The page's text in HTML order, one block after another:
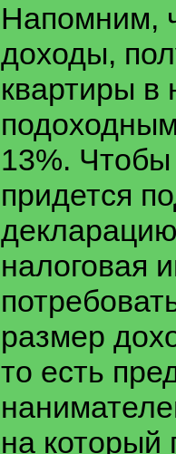
Напомним,
доходы,
квартиры в
13%. Чтобы
придется
налоговая
размер
то есть
на который